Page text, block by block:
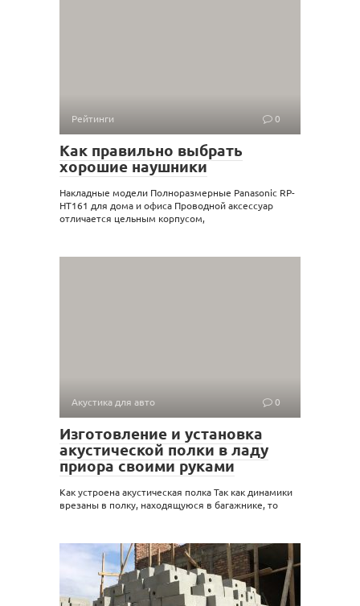
Рейтинги 0
Как правильно выбрать
хорошие наушники
Накладные модели Полноразмерные Panasonic RP-
HT161 для дома и офиса Проводной аксессуар
отличается цельным корпусом,
Акустика для авто 0
Изготовление и установка
акустической полки в ладу
приора своими руками
Как устроена акустическая полка Так как динамики
врезаны в полку, находящуюся в багажнике, то